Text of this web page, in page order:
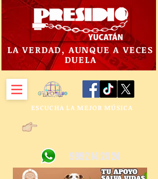
LA VERDAD, AUNQUE A VECES
DUELA
ESCUCHA LA MEJOR MÚSICA
9992 14 24 24